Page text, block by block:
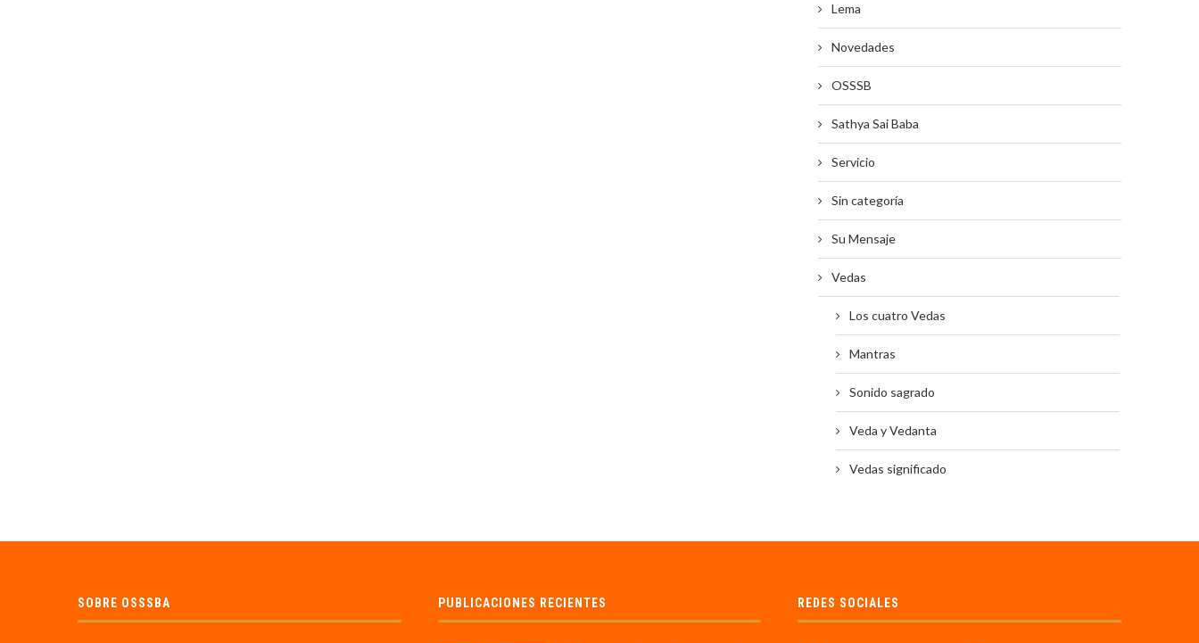
Lema
Novedades
OSSSB
Sathya Sai Baba
Servicio
Sin categoría
Su Mensaje
Vedas
Los cuatro Vedas
Mantras
Sonido sagrado
Veda y Vedanta
Vedas significado
SOBRE OSSSBA PUBLICACIONES RECIENTES REDES SOCIALES